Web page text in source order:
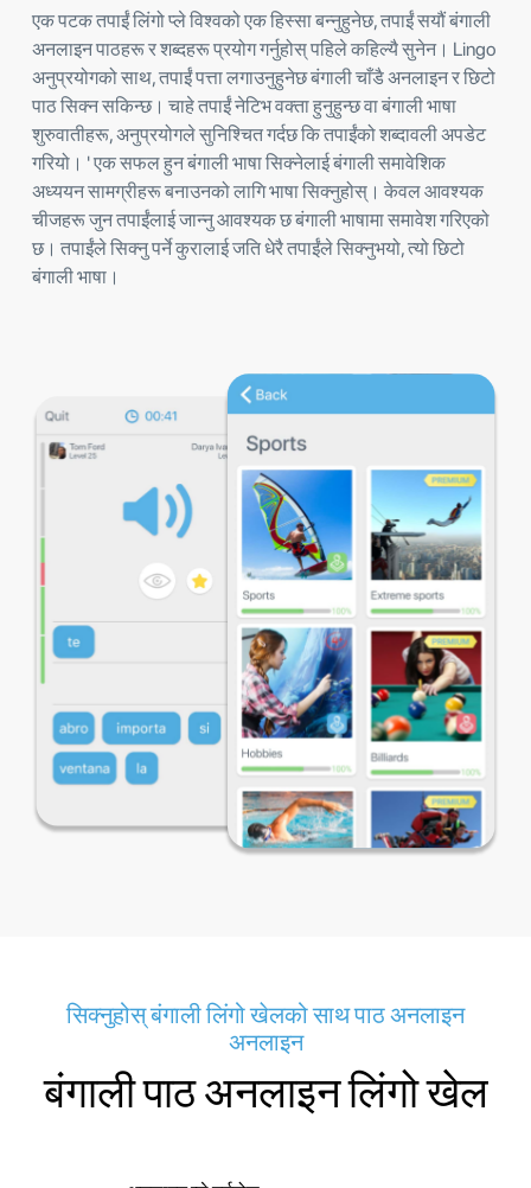
एक पटक तपाईं लिंगो प्ले विश्वको एक हिस्सा बन्नुहुनेछ, तपाईं सयौं बंगाली
अनलाइन पाठहरू र शब्दहरू प्रयोग गर्नुहोस् पहिले कहिल्यै सुनेन। Lingo
अनुप्रयोगको साथ, तपाईं पत्ता लगाउनुहुनेछ बंगाली चाँडै अनलाइन र छिटो
पाठ सिक्न सकिन्छ। चाहे तपाईं नेटिभ वक्ता हुनुहुन्छ वा बंगाली भाषा
शुरुवातीहरू, अनुप्रयोगले सुनिश्चित गर्दछ कि तपाईंको शब्दावली अपडेट
गरियो। ' एक सफल हुन बंगाली भाषा सिक्नेलाई बंगाली समावेशिक
अध्ययन सामग्रीहरू बनाउनको लागि भाषा सिक्नुहोस्। केवल आवश्यक
चीजहरू जुन तपाईंलाई जान्नु आवश्यक छ बंगाली भाषामा समावेश गरिएको
छ। तपाईंले सिक्नु पर्ने कुरालाई जति धेरै तपाईंले सिक्नुभयो, त्यो छिटो
बंगाली भाषा।
सिक्नुहोस् बंगाली लिंगो खेलको साथ पाठ अनलाइन
अनलाइन
बंगाली पाठ अनलाइन लिंगो खेल